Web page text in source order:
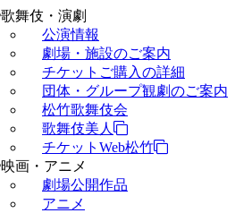
歌舞伎・演劇
公演情報
劇場・施設のご案内
チケットご購入の詳細
団体・グループ観劇のご案内
松竹歌舞伎会
歌舞伎美人
チケットWeb松竹
映画・アニメ
劇場公開作品
アニメ